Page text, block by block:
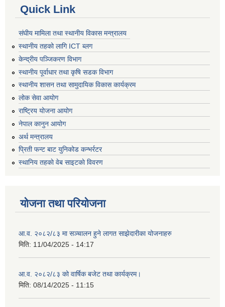
Quick Link
संघीय मामिला तथा स्थानीय विकास मन्त्रालय
स्थानीय तहको लागि ICT ब्लग
केन्द्रीय पञ्जिकरण विभाग
स्थानीय पूर्वाधार तथा कृषि सडक विभाग
स्थानीय शासन तथा सामुदायिक विकास कार्यक्रम
लोक सेवा आयोग
राष्ट्रिय योजना आयोग
नेपाल कानुन आयोग
अर्थ मन्त्रालय
प्रिती फन्ट बाट युनिकोड कन्भर्रटर
स्थानिय तहकाे वेब साइटकाे विवरण
योजना तथा परियोजना
आ.व. २०८२/८३ मा सञ्चालन हुने लागत साझेदारीका योजनाहरु
मिति: 11/04/2025 - 14:17
आ.व. २०८२/८३ को वार्षिक बजेट तथा कार्यक्रम।
मिति: 08/14/2025 - 11:15